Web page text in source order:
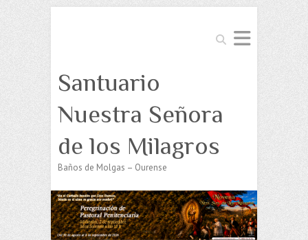
Buscar
Santuario
Nuestra Señora
de los Milagros
Baños de Molgas – Ourense